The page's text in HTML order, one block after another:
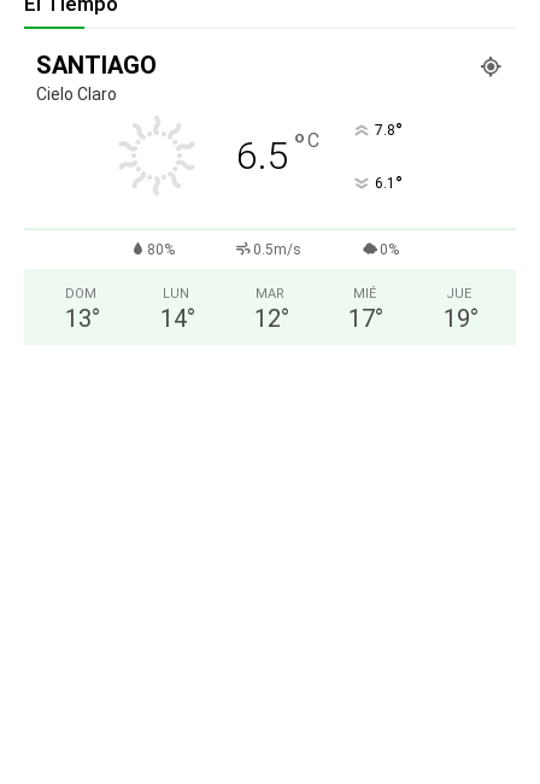
SANTIAGO
Cielo Claro
6.5 °C 7.8°
6.1 °
80% 0.5m/s 0%
DOM
13°
LUN
14°
MAR
12°
MIÉ
17°
JUE
19°